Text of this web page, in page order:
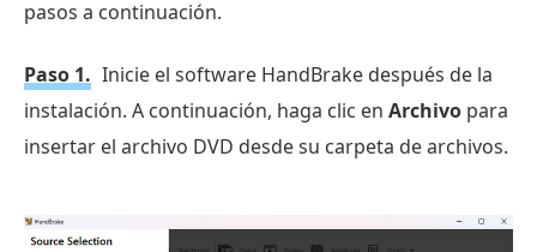
pasos a continuación.
Paso 1. Inicie el software HandBrake después de la
instalación. A continuación, haga clic en Archivo para
insertar el archivo DVD desde su carpeta de archivos.